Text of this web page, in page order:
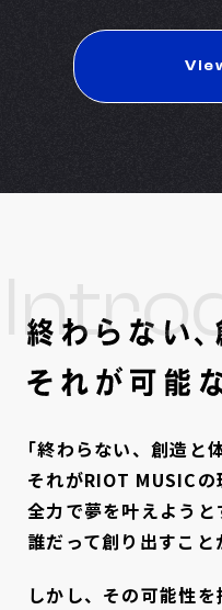
｢終わらない、創造と
それがRIOT MUSICの
全力で夢を叶えようと
誰だって創り出すこと
しかし、その可能性